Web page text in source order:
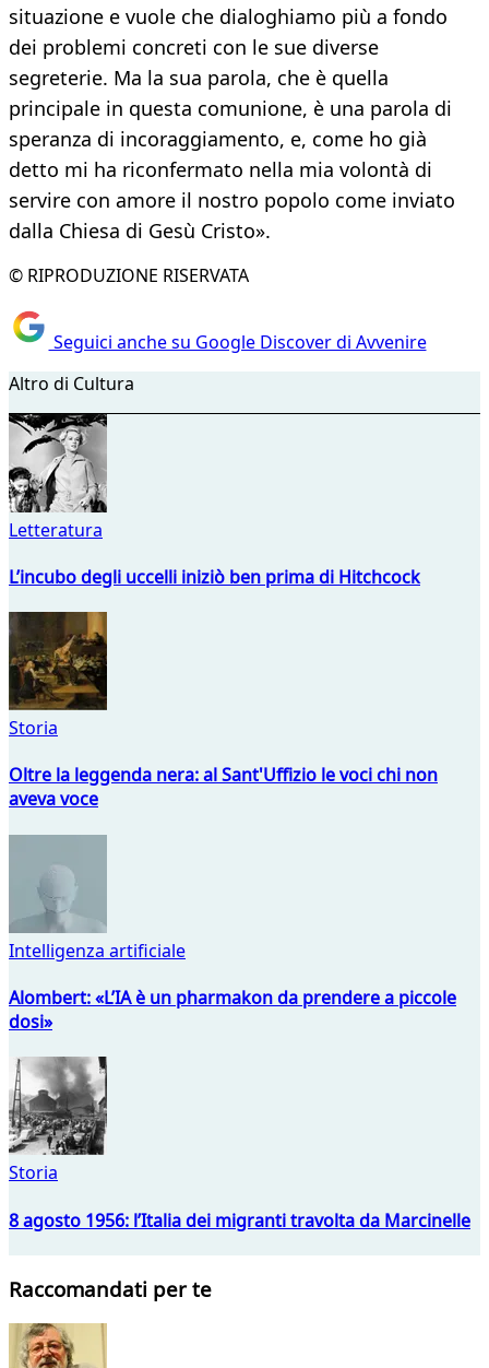
situazione e vuole che dialoghiamo più a fondo
dei problemi concreti con le sue diverse
segreterie. Ma la sua parola, che è quella
principale in questa comunione, è una parola di
speranza di incoraggiamento, e, come ho già
detto mi ha riconfermato nella mia volontà di
servire con amore il nostro popolo come inviato
dalla Chiesa di Gesù Cristo».
© RIPRODUZIONE RISERVATA
Seguici anche su Google Discover di Avvenire
Altro di Cultura
Letteratura
L’incubo degli uccelli iniziò ben prima di Hitchcock
Storia
Oltre la leggenda nera: al Sant'Uffizio le voci chi non
aveva voce
Intelligenza artificiale
Alombert: «L’IA è un pharmakon da prendere a piccole
dosi»
Storia
8 agosto 1956: l’Italia dei migranti travolta da Marcinelle
Raccomandati per te